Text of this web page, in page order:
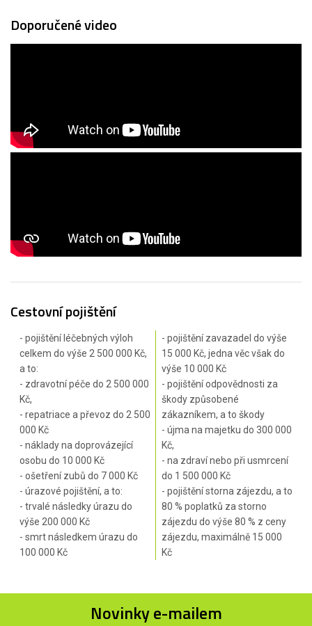
Doporučené video
Cestovní pojištění
- pojištění léčebných výloh
celkem do výše 2 500 000 Kč,
a to:
- zdravotní péče do 2 500 000
Kč,
- repatriace a převoz do 2 500
000 Kč
- náklady na doprovázející
osobu do 10 000 Kč
- ošetření zubů do 7 000 Kč
- úrazové pojištění, a to:
- trvalé následky úrazu do
výše 200 000 Kč
- smrt následkem úrazu do
100 000 Kč
- pojištění zavazadel do výše
15 000 Kč, jedna věc však do
výše 10 000 Kč
- pojištění odpovědnosti za
škody způsobené
zákazníkem, a to škody
- újma na majetku do 300 000
Kč,
- na zdraví nebo při usmrcení
do 1 500 000 Kč
- pojištění storna zájezdu, a to
80 % poplatků za storno
zájezdu do výše 80 % z ceny
zájezdu, maximálně 15 000
Kč
Novinky e-mailem